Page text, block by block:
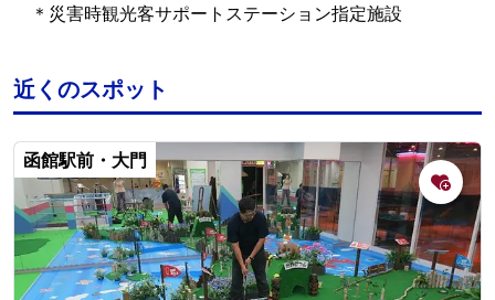
＊災害時観光客サポートステーション指定施設
近くのスポット
函館駅前・大門